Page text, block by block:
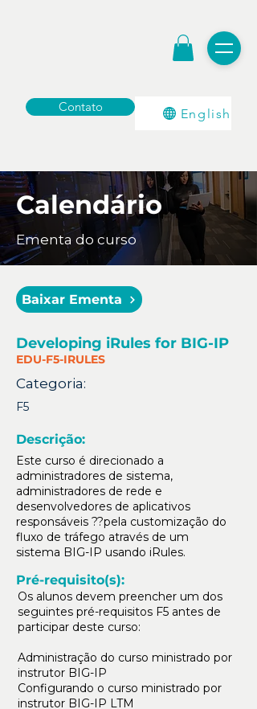
Contato English
Calendário
Ementa do curso
Baixar Ementa
Developing iRules for BIG-IP
EDU-F5-IRULES
Categoria:
F5
Descrição:
Este curso é direcionado a
administradores de sistema,
administradores de rede e
desenvolvedores de aplicativos
responsáveis ??pela customização do
fluxo de tráfego através de um
sistema BIG-IP usando iRules.
Pré-requisito(s):
Os alunos devem preencher um dos
seguintes pré-requisitos F5 antes de
participar deste curso:
Administração do curso ministrado por
instrutor BIG-IP
Configurando o curso ministrado por
instrutor BIG-IP LTM